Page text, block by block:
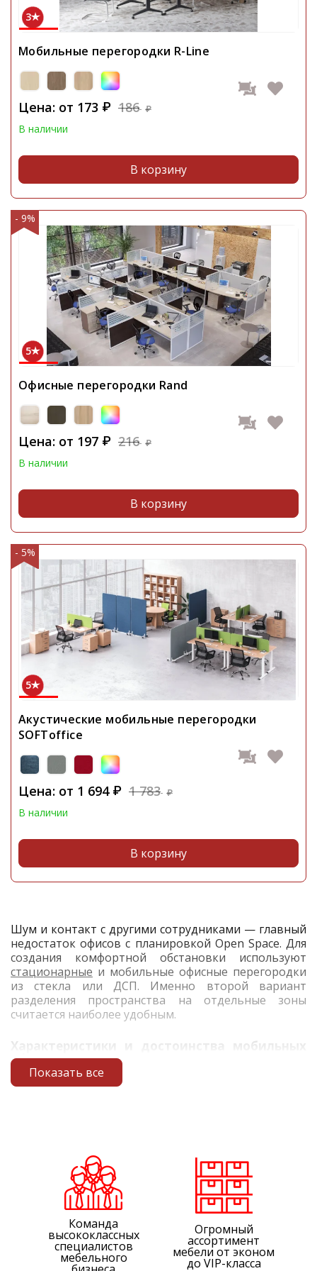
3
Мобильные перегородки R-Line
Цена: от 173 ₽ 186 ₽
В наличии
В корзину
- 9%
5
Офисные перегородки Rand
Цена: от 197 ₽ 216 ₽
В наличии
В корзину
- 5%
5
Акустические мобильные перегородки
SOFToffice
Цена: от 1 694 ₽ 1 783 ₽
В наличии
В корзину
Шум и контакт с другими сотрудниками — главный
недостаток офисов с планировкой Open Space. Для
создания комфортной обстановки используют
стационарные и мобильные офисные перегородки
из стекла или ДСП. Именно второй вариант
разделения пространства на отдельные зоны
считается наиболее удобным.
Характеристики и достоинства мобильных
офисных перегородок
Конструкции представляют собой ограждения
но сохраняя коммуникационные каналы между
коллегами.
Производители предлагают несколько вариантов
исполнения конструкций — глухие, полностью или
наполовину прозрачные. Каркас изготавливается из
легкого алюминия, для заполнения используется
ЛДСП с текстурой дерева, плотная ткань с
Показать все
Команда
высококлассных
специалистов
мебельного
Огромный
ассортимент
мебели от эконом
до VIP-класса